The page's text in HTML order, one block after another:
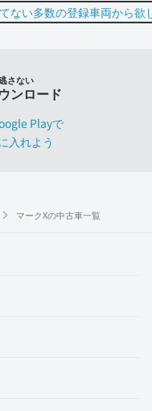
マークXの中古車一覧
さない
ンロード